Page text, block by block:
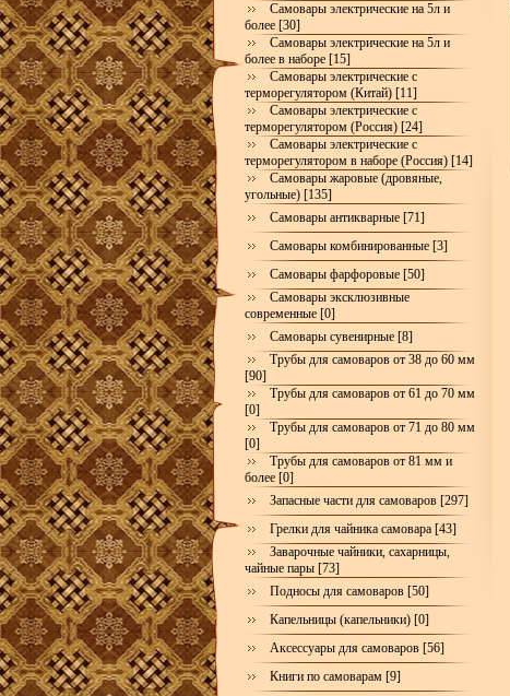
Самовары электрические на 5л и
более [30]
Самовары электрические на 5л и
более в наборе [15]
Самовары электрические с
терморегулятором (Китай) [11]
Самовары электрические с
терморегулятором (Россия) [24]
Самовары электрические с
терморегулятором в наборе (Россия) [14]
Самовары жаровые (дровяные,
угольные) [135]
Самовары антикварные [71]
Самовары комбинированные [3]
Самовары фарфоровые [50]
Самовары эксклюзивные
современные [0]
Самовары сувенирные [8]
Трубы для самоваров от 38 до 60 мм
[90]
Трубы для самоваров от 61 до 70 мм
[0]
Трубы для самоваров от 71 до 80 мм
[0]
Трубы для самоваров от 81 мм и
более [0]
Запасные части для самоваров [297]
Грелки для чайника самовара [43]
Заварочные чайники, сахарницы,
чайные пары [73]
Подносы для самоваров [50]
Капельницы (капельники) [0]
Аксессуары для самоваров [56]
Книги по самоварам [9]